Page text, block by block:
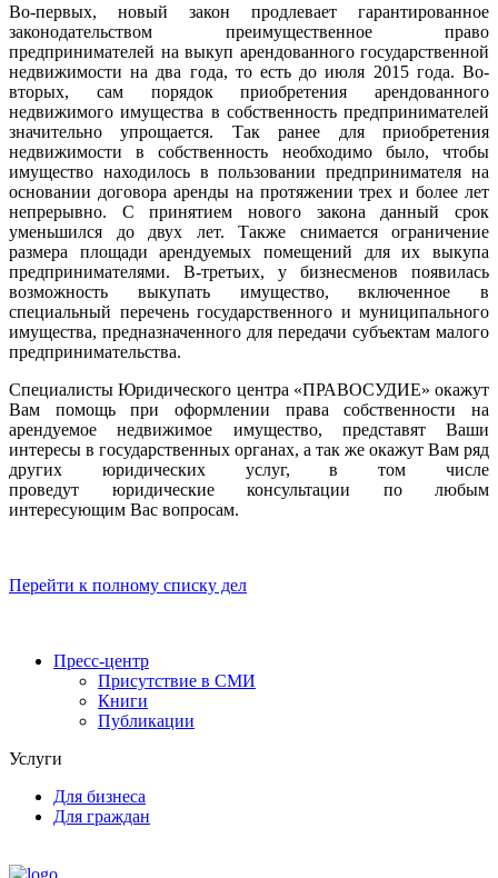
Во-первых, новый закон продлевает гарантированное
законодательством преимущественное право
предпринимателей на выкуп арендованного государственной
недвижимости на два года, то есть до июля 2015 года. Во-
вторых, сам порядок приобретения арендованного
недвижимого имущества в собственность предпринимателей
значительно упрощается. Так ранее для приобретения
недвижимости в собственность необходимо было, чтобы
имущество находилось в пользовании предпринимателя на
основании договора аренды на протяжении трех и более лет
непрерывно. С принятием нового закона данный срок
уменьшился до двух лет. Также снимается ограничение
размера площади арендуемых помещений для их выкупа
предпринимателями. В-третьих, у бизнесменов появилась
возможность выкупать имущество, включенное в
специальный перечень государственного и муниципального
имущества, предназначенного для передачи субъектам малого
предпринимательства.
Специалисты Юридического центра «ПРАВОСУДИЕ» окажут
Вам помощь при оформлении права собственности на
арендуемое недвижимое имущество, представят Ваши
интересы в государственных органах, а так же окажут Вам ряд
других юридических услуг, в том числе
проведут юридические консультации по любым
интересующим Вас вопросам.
Перейти к полному списку дел
Пресс-центр
Присутствие в СМИ
Книги
Публикации
Услуги
Для бизнеса
Для граждан